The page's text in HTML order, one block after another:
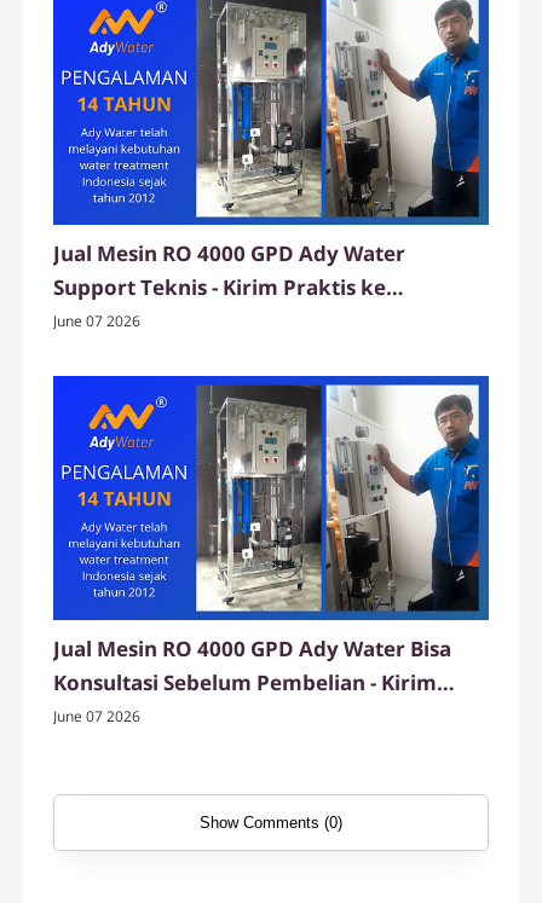
Jual Mesin RO 4000 GPD Ady Water
Support Teknis - Kirim Praktis ke
Tulungagung
June 07 2026
Jual Mesin RO 4000 GPD Ady Water Bisa
Konsultasi Sebelum Pembelian - Kirim
Mudah ke Tuban
June 07 2026
Show Comments (0)